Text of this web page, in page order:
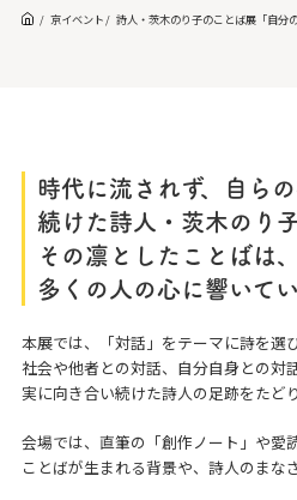
京イベント 詩人・茨木のり子のことば展「自分
時代に流されず、自ら
続けた詩人・茨木のり子
その凛としたことばは
多くの人の心に響いてい
本展では、「対話」をテーマに詩を選び
社会や他者との対話、自分自身との対
実に向き合い続けた詩人の足跡をたどり
会場では、直筆の「創作ノート」や愛
ことばが生まれる背景や、詩人のまな